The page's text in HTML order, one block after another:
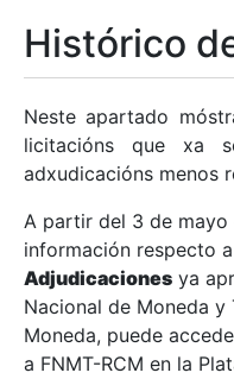
Mostrar/Ocultar
Mostrar/Ocultar
Mostrar/Ocultar
Histórico
Neste apartado
licitacións que xa
adxudicacións menos
A partir del 3 de
información respecto a
Adjudicaciones ya
Nacional de Moneda y
Moneda, puede
a FNMT-RCM en la